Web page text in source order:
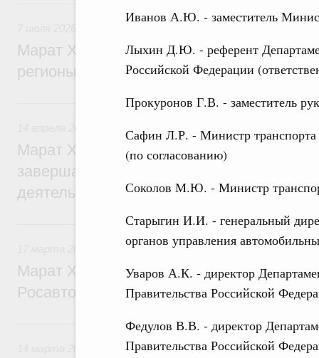
Иванов А.Ю. - заместитель
Лыхин Д.Ю. - референт
Российской Федерации
Прокуронов Г.В. - заместитель
Сафин Л.Р. - Министр транспорта
(по согласованию)
Соколов М.Ю. - Министр
Старыгин И.И. - генеральный
органов управления
Уваров А.К. - директор
Правительства Российской
Федулов В.В. - директор
Правительства Российской
Марат Хуснуллин: Ещё 45 новых
регионы по льготному лизингу
14 апреля, вторник
Марат Хуснуллин: Более 30 обходов
завершат в рамках шестилетнего плана
деятельности
17 марта, вторник
Автомобильный транспорт.
Марат Хуснуллин принял участие в
Росавтодора
14 марта 2025, пятница
Автомобильный транспорт.